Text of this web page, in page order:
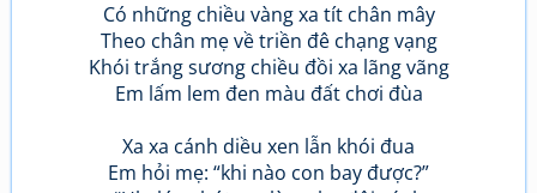
Có những chiều vàng xa tít chân mây
Theo chân mẹ về triền đê chạng vạng
Khói trắng sương chiều đồi xa lãng vãng
Em lấm lem đen màu đất chơi đùa
Xa xa cánh diều xen lẫn khói đua
Em hỏi mẹ: “khi nào con bay được?”